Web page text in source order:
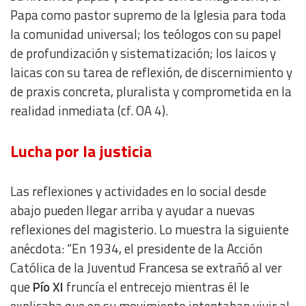
Papa como pastor supremo de la Iglesia para toda
la comunidad universal; los teólogos con su papel
de profundización y sistematización; los laicos y
laicas con su tarea de reflexión, de discernimiento y
de praxis concreta, pluralista y comprometida en la
realidad inmediata (cf. OA 4).
Lucha por la justicia
Las reflexiones y actividades en lo social desde
abajo pueden llegar arriba y ayudar a nuevas
reflexiones del magisterio. Lo muestra la siguiente
anécdota: “En 1934, el presidente de la Acción
Católica de la Juventud Francesa se extrañó al ver
quePío XI fruncía el entrecejo mientras él le
Measure content performance
Understand audiences through statistics or combinations
of data from different sources
Use limited data to select content
IAB Special Features:
Use precise geolocation data
Identify devices based on information actively requested
Non-IAB processing purposes: